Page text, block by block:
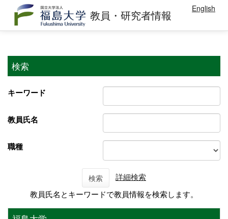
教員・研究者情報 English
検索
キーワード
教員氏名
職種
検索
詳細検索
教員氏名とキーワードで教員情報を検索します。